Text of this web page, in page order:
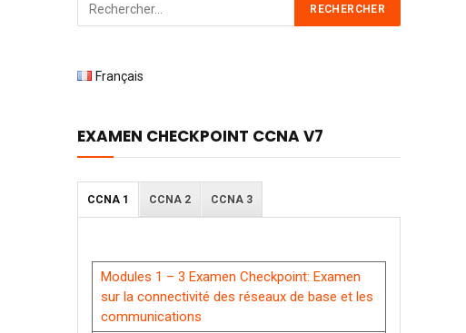
Français
EXAMEN CHECKPOINT CCNA V7
CCNA 1 CCNA 2 CCNA 3
Modules 1 – 3 Examen Checkpoint: Examen
sur la connectivité des réseaux de base et les
communications